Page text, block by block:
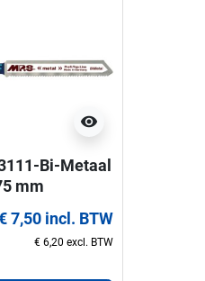
visibility
Bi-Metaal
mm
7,50 incl. BTW
€ 6,20 excl. BTW